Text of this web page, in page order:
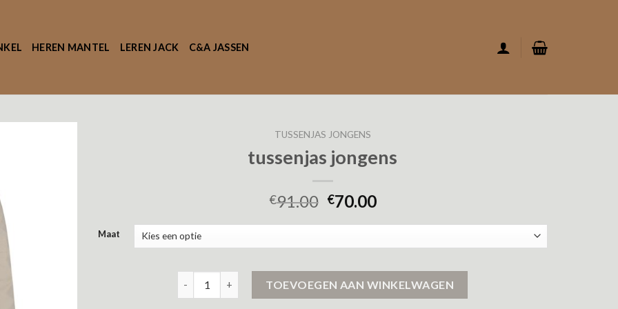
HEREN MANTEL LEREN JACK C&A JASSEN
TUSSENJAS JONGENS
tussenjas jongens
€91.00 €70.00
Maat
TOEVOEGEN AAN WINKELWAGEN